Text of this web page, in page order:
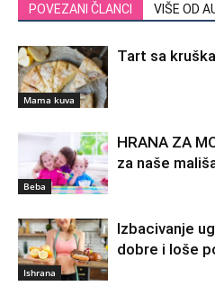
POVEZANI ČLANCI VIŠE OD
Mama kuva
Tart sa
Beba
HRANA ZA
za naše
Ishrana
Izbacivanje
dobre i loše